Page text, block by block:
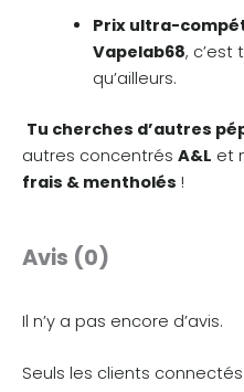
Prix ultra-
Vapelab68, c’est
qu’ailleurs.
Tu cherches d’autres
autres concentrés A&L et
frais & mentholés !
Avis (0)
Il n’y a pas encore d’avis.
Seuls les clients